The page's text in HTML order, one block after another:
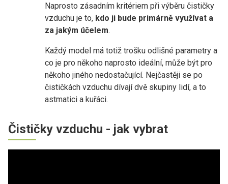
Naprosto zásadním kritériem při výběru čističky
vzduchu je to, kdo ji bude primárně využívat a
za jakým účelem.
Každý model má totiž trošku odlišné parametry a
co je pro někoho naprosto ideální, může být pro
někoho jiného nedostačující. Nejčastěji se po
čističkách vzduchu dívají dvě skupiny lidí, a to
astmatici a kuřáci.
Čističky vzduchu - jak vybrat